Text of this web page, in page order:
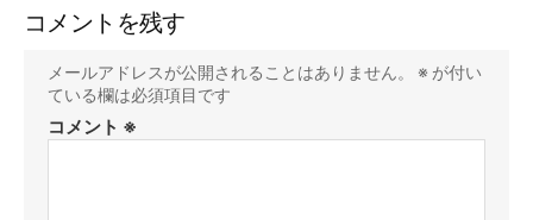
コメントを残す
メールアドレスが公開されることはありません。 ※ が付い
ている欄は必須項目です
コメント ※